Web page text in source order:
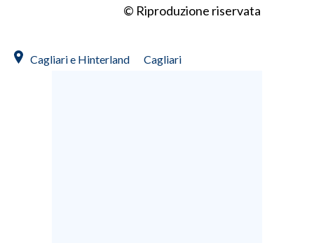
© Riproduzione riservata
Cagliari e Hinterland Cagliari